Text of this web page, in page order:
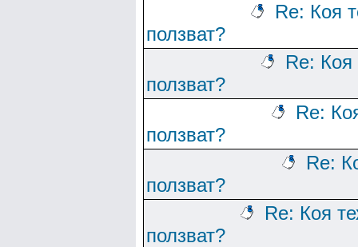
Re: Коя
ползват?
Re: Коя
ползват?
Re:
ползват?
Re:
ползват?
Re: Коя
ползват?